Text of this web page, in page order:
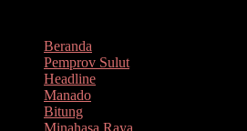
kontenBeranda
Pemprov Sulut
Headline
Manado
Bitung
Minahasa Raya